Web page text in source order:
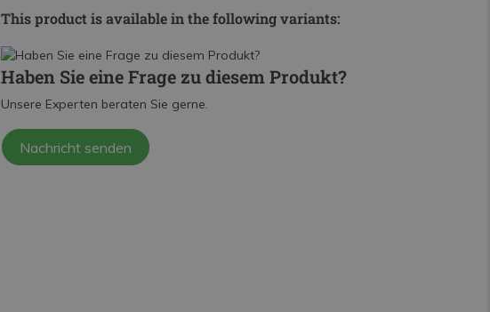
This product is available in the following variants:
Haben Sie eine Frage zu diesem Produkt?
Unsere Experten beraten Sie gerne.
Nachricht senden